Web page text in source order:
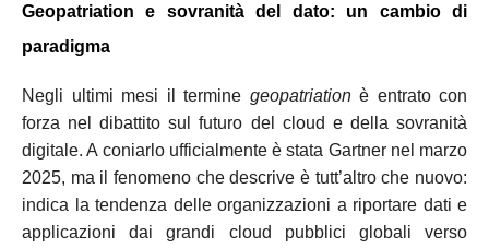
Geopatriation e sovranità del dato: un cambio di
paradigma
Negli ultimi mesi il termine geopatriationè entrato con
forza nel dibattito sul futuro del cloud e della sovranità
digitale. A coniarlo ufficialmente è stata Gartner nel marzo
2025, ma il fenomeno che descrive è tutt’altro che nuovo:
indica la tendenza delle organizzazioni a riportare dati e
applicazioni dai grandi cloud pubblici globali verso